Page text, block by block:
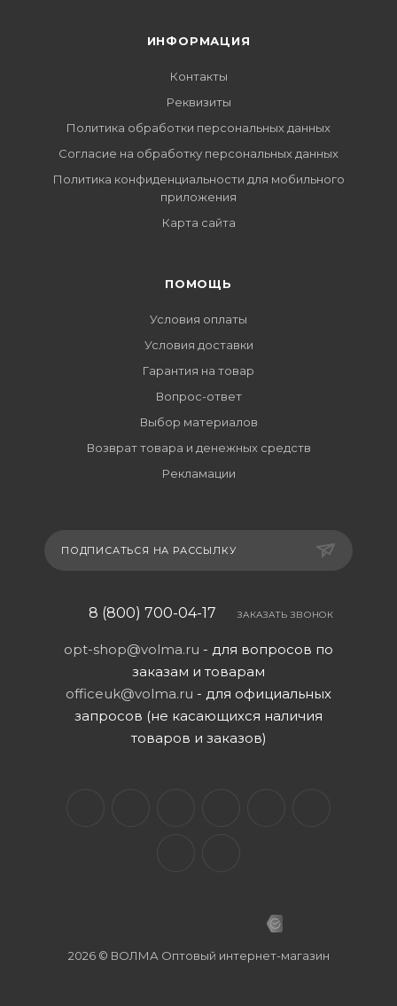
ИНФОРМАЦИЯ
Контакты
Реквизиты
Политика обработки персональных данных
Согласие на обработку персональных данных
Политика конфиденциальности для мобильного
приложения
Карта сайта
ПОМОЩЬ
Условия оплаты
Условия доставки
Гарантия на товар
Вопрос-ответ
Выбор материалов
Возврат товара и денежных средств
Рекламации
ПОДПИСАТЬСЯ НА РАССЫЛКУ
8 (800) 700-04-17 ЗАКАЗАТЬ ЗВОНОК
opt-shop@volma.ru - для вопросов по
заказам и товарам
officeuk@volma.ru - для официальных
запросов (не касающихся наличия
товаров и заказов)
2026 © ВОЛМА Оптовый интернет-магазин